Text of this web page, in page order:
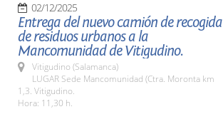
02/12/2025
Entrega del nuevo camión de recogida
de residuos urbanos a la
Mancomunidad de Vitigudino.
Vitigudino (Salamanca)
LUGAR Sede Mancomunidad (Ctra. Moronta km
1,3. Vitigudino.
Hora: 11,30 h.